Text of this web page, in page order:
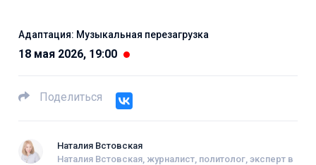
Адаптация: Музыкальная перезагрузка
18 мая 2026, 19:00
Поделиться
Наталия Встовская
Наталия Встовская, журналист, политолог, эксперт в